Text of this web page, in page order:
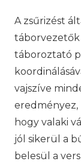
A zsűrizést
táborvezetők
táboroztató
vajszíve
eredményez,
hogy valaki
jól sikerül a
belesül a